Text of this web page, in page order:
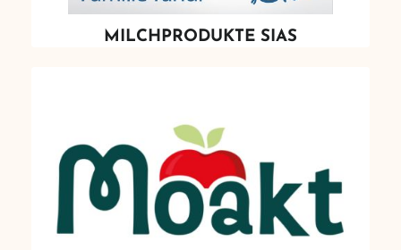
MILCHPRODUKTE SIAS